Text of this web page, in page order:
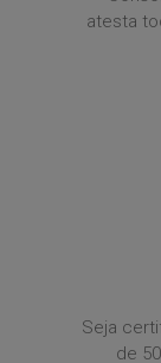
atesta
Seja
de